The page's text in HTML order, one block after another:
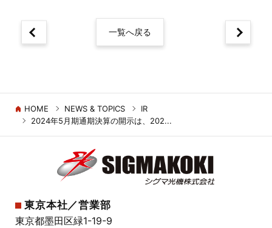
一覧へ戻る
HOME NEWS & TOPICS
IR
2024年5月期通期決算の開示は、202...
東京本社／営業部
東京都墨田区緑1-19-9